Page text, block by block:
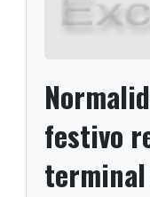
festivo
terminal